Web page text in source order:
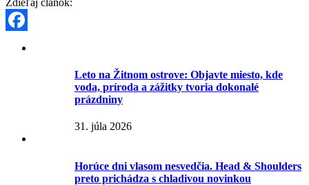
Leto na Žitnom ostrove: Objavte miesto, kde
voda, príroda a zážitky tvoria dokonalé
prázdniny
31. júla 2026
Horúce dni vlasom nesvedčia. Head & Shoulders
preto prichádza s chladivou novinkou